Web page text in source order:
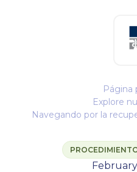
Página
Explore
Navegando por la